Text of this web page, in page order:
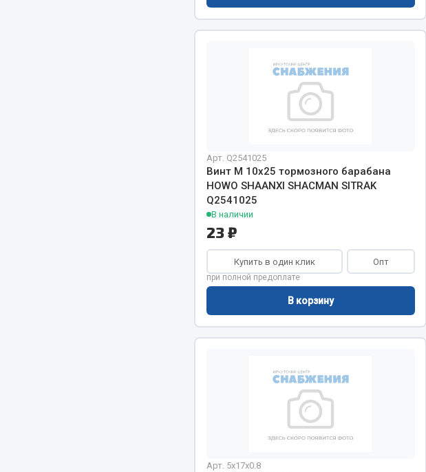
Автохимия для шиномонтажа
Вентили
Инструмент и оборудование для
Материалы для ремонта шин и камер
Весь раздел
Арт. Q2541025
Винт М 10х25 тормозного барабана
HOWO SHAANXI SHACMAN SITRAK
Q2541025
В наличии
23 ₽
Купить в один клик Опт
при полной предоплате
В корзину
Арт. 5х17х0.8